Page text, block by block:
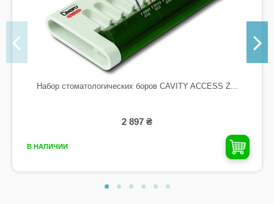
Набор стоматологических боров CAVITY ACCESS Z...
2 897 ₴
В НАЛИЧИИ